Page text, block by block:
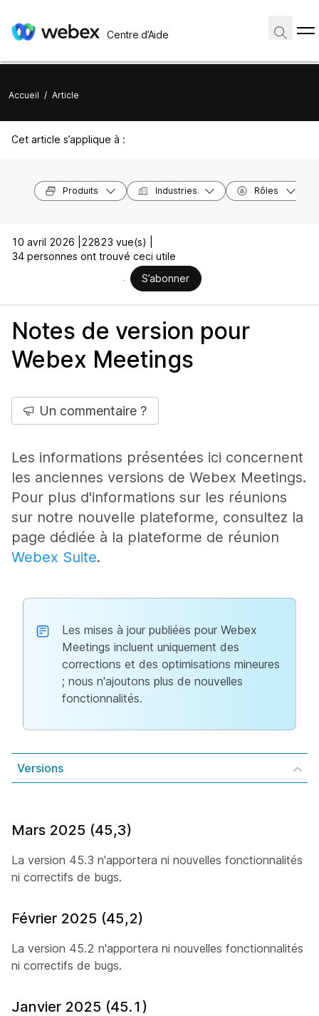
Centre d’Aide
Accueil / Article
Cet article s’applique à :
Produits Industries Rôles
10 avril 2026 |
22823 vue(s) |
34 personnes ont trouvé ceci utile
S’abonner
Notes de version pour
Webex Meetings
Un commentaire ?
Les informations présentées ici concernent
les anciennes versions de Webex Meetings.
Pour plus d'informations sur les réunions
sur notre nouvelle plateforme, consultez la
page dédiée à la plateforme de réunion
Webex Suite.
Les mises à jour publiées pour Webex
Meetings incluent uniquement des
corrections et des optimisations mineures
; nous n'ajoutons plus de nouvelles
fonctionnalités.
Versions
Mars 2025 (45,3)
La version 45.3 n'apportera ni nouvelles fonctionnalités
ni correctifs de bugs.
Février 2025 (45,2)
La version 45.2 n'apportera ni nouvelles fonctionnalités
ni correctifs de bugs.
Janvier 2025 (45.1)